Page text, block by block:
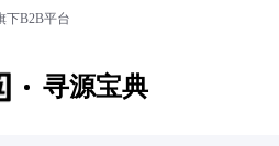
下B2B平台
寻源宝典